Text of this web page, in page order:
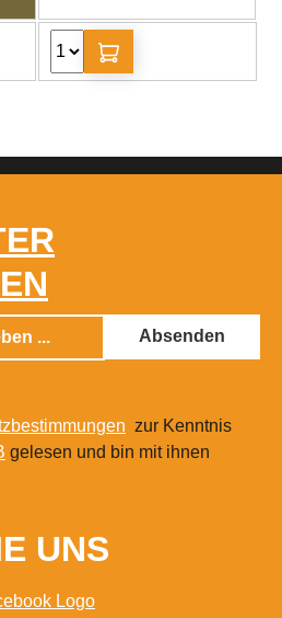
Absenden
zur Kenntnis
gelesen und bin mit ihnen
UNS